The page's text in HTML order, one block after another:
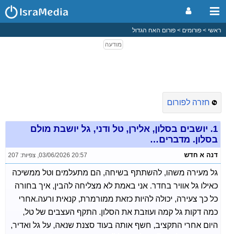
ראשי פורומים פורום האח הגדול
חזרה לפורום
1. יושבים בסלון, אלירן, טל ודני, גל יושבת מולם
בסלון. מדברים…
דנה א חדש 03/06/2026 20:57
, צפיות: 207
גל מעירה משהו, להשתתף בשיחה, הם מתעלמים וטל ממשיכה
כאילו גל אוויר בחדר. אני באמת לא מצליחה להבין, איך בחורה
כל כך צעירה, יכולה להיות כזאת ממורמרת, קנאית ורעה.אחרי
כמה דקות גל קמה ועוזבת את הסלון. התקף העצבים של טל,
היום אחרי התקציב, חשף אותה בעוד סצנת שנאה, על גל ואדיר,